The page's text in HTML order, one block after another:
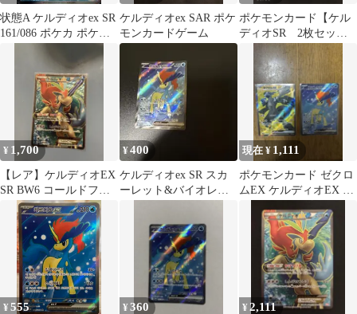
状態A ケルディオex SR
161/086 ポケカ ポケモ
ン ポケモンカードゲー
ケルディオex SAR ポケ
モンカードゲーム
ポケモンカード【ケル
ディオSR 2枚セッ
¥ 1,700
【レア】ケルディオEX
SR BW6 コールドフレ
ア 061/059
¥400
ケルディオex SR スカ
ーレット&バイオレッ
現在 ¥ 1,111
ポケモンカード ゼクロ
ムEX ケルディオEX SR
¥555 ¥360 ¥ 2,111